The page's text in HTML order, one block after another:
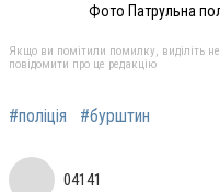
Фото Патрульна
Якщо ви помітили помилку, виділіть
повідомити про це редакцію
#поліція #бурштин
04141